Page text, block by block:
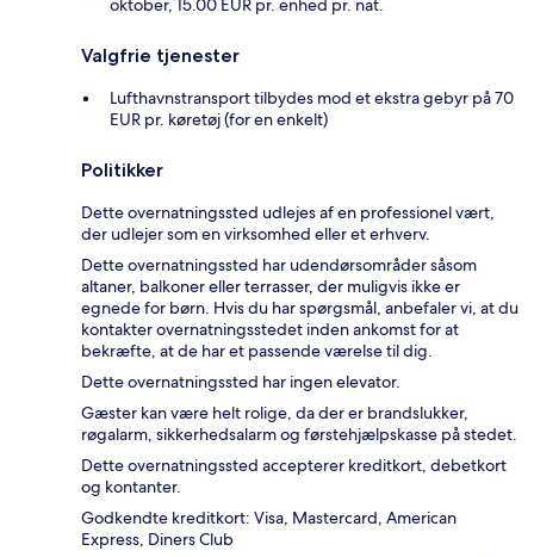
oktober, 15.00 EUR pr. enhed pr. nat.
Valgfrie tjenester
Lufthavnstransport tilbydes mod et ekstra gebyr på 70
EUR pr. køretøj (for en enkelt)
Politikker
Dette overnatningssted udlejes af en professionel vært,
der udlejer som en virksomhed eller et erhverv.
Dette overnatningssted har udendørsområder såsom
altaner, balkoner eller terrasser, der muligvis ikke er
egnede for børn. Hvis du har spørgsmål, anbefaler vi, at du
kontakter overnatningsstedet inden ankomst for at
bekræfte, at de har et passende værelse til dig.
Dette overnatningssted har ingen elevator.
Gæster kan være helt rolige, da der er brandslukker,
røgalarm, sikkerhedsalarm og førstehjælpskasse på stedet.
Dette overnatningssted accepterer kreditkort, debetkort
og kontanter.
Godkendte kreditkort: Visa, Mastercard, American
Express, Diners Club